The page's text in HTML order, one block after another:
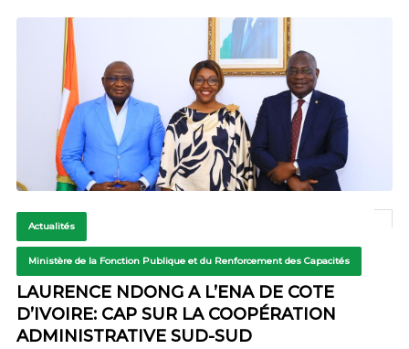
Actualités
Ministère de la Fonction Publique et du Renforcement des Capacités
LAURENCE NDONG A L’ENA DE COTE
D’IVOIRE: CAP SUR LA COOPÉRATION
ADMINISTRATIVE SUD-SUD